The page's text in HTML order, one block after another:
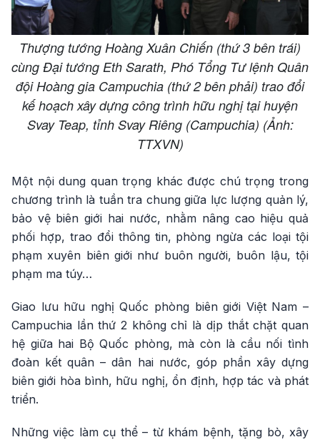
Thượng tướng Hoàng Xuân Chiến (thứ 3 bên trái)
cùng Đại tướng Eth Sarath, Phó Tổng Tư lệnh Quân
đội Hoàng gia Campuchia (thứ 2 bên phải) trao đổi
kế hoạch xây dựng công trình hữu nghị tại huyện
Svay Teap, tỉnh Svay Riêng (Campuchia) (Ảnh:
TTXVN)
Một nội dung quan trọng khác được chú trọng trong
chương trình là tuần tra chung giữa lực lượng quản lý,
bảo vệ biên giới hai nước, nhằm nâng cao hiệu quả
phối hợp, trao đổi thông tin, phòng ngừa các loại tội
phạm xuyên biên giới như buôn người, buôn lậu, tội
phạm ma túy…
Giao lưu hữu nghị Quốc phòng biên giới Việt Nam –
Campuchia lần thứ 2 không chỉ là dịp thắt chặt quan
hệ giữa hai Bộ Quốc phòng, mà còn là cầu nối tình
đoàn kết quân – dân hai nước, góp phần xây dựng
biên giới hòa bình, hữu nghị, ổn định, hợp tác và phát
triển.
Những việc làm cụ thể – từ khám bệnh, tặng bò, xây